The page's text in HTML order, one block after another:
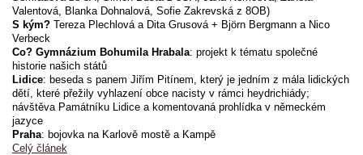
Valentová, Blanka Dohnalová, Sofie Zakrevská z 8OB)
S kým? Tereza Plechlová a Dita Grusová + Björn Bergmann a Nico
Verbeck
Co? Gymnázium Bohumila Hrabala: projekt k tématu společné
historie našich států
Lidice: beseda s panem Jiřím Pitínem, který je jedním z mála lidických
dětí, které přežily vyhlazení obce nacisty v rámci heydrichiády;
návštěva Památníku Lidice a komentovaná prohlídka v německém
jazyce
Praha: bojovka na Karlově mostě a Kampě
Celý článek